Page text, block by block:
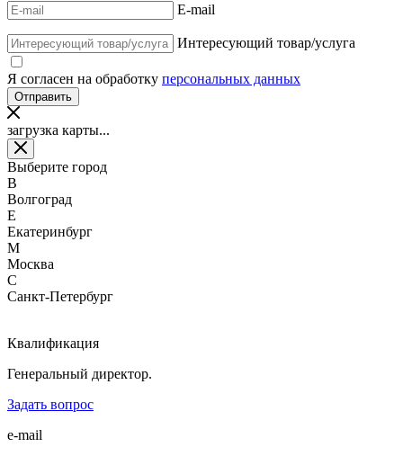
E-mail
Интересующий товар/услуга
Я согласен на обработку персональных данных
загрузка карты...
Выберите город
В
Волгоград
Е
Екатеринбург
М
Москва
С
Санкт-Петербург
Квалификация
Генеральный директор.
Задать вопрос
e-mail